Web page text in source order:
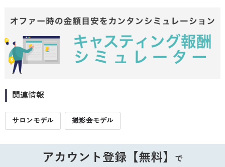
関連情報
サロンモデル 撮影会モデル
アカウント登録【無料】 で